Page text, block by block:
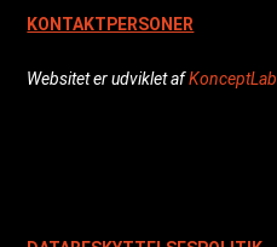
KONTAKTPERSONER
Websitet er udviklet afKonceptLab